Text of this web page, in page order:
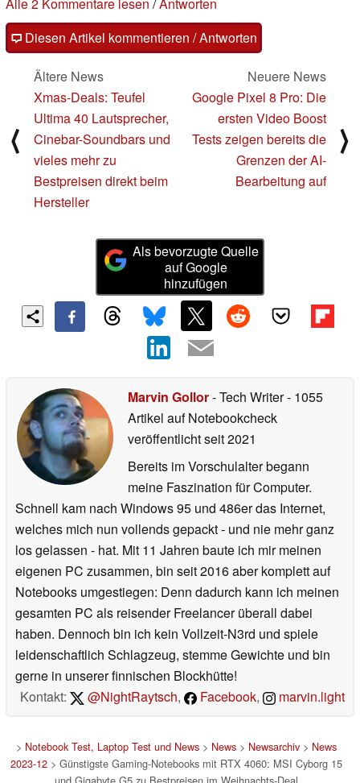
Alle 2 Kommentare lesen /Antworten
Diesen Artikel kommentieren / Antworten
⟨
Ältere News
Xmas-Deals: Teufel
Ultima 40 Lautsprecher,
Cinebar-Soundbars und
vieles mehr zu
Bestpreisen direkt beim
Hersteller
Neuere News
Google Pixel 8 Pro: Die
ersten Video Boost
Tests zeigen bereits die
Grenzen der AI-
Bearbeitung auf
⟩
Als bevorzugte Quelle
auf Google
hinzufügen
Marvin Gollor- Tech Writer- 1055
Artikel auf Notebookcheck
veröffentlichtseit 2021
Bereits im Vorschulalter begann
meine Faszination für Computer.
Schnell kam nach Windows 95 und 486er das Internet,
welches mich nun vollends gepackt - und nie mehr ganz
los gelassen - hat. Mit 11 Jahren baute ich mir meinen
eigenen PC zusammen, bin seit 2016 aber komplett auf
Notebooks umgestiegen: Denn dadurch kann ich meinen
gesamten PC als reisender Freelancer überall dabei
haben. Dennoch bin ich kein Vollzeit-N3rd und spiele
leidenschaftlich Schlagzeug, stemme Gewichte und bin
gerne in unserer finnischen Blockhütte!
Kontakt:
@NightRaytsch, Facebook, marvin.light
> Notebook Test, Laptop Test und News> News> Newsarchiv> News
2023-12> Günstigste Gaming-Notebooks mit RTX 4060: MSI Cyborg 15